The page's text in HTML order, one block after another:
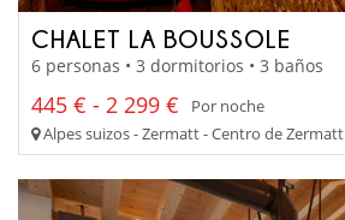
CHALET LA BOUSSOLE
6 personas • 3 dormitorios • 3 baños
445 € - 2 299 €
Por noche
Alpes suizos - Zermatt - Centro de Zermatt